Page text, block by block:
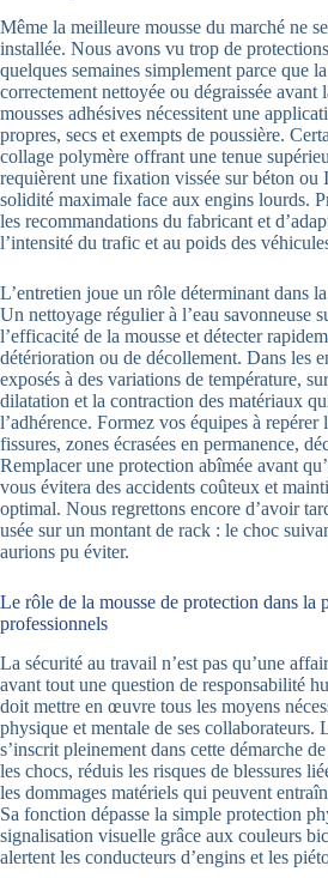
Même la meilleure mousse du marché ne
installée. Nous avons vu trop de
quelques semaines simplement parce que
correctement nettoyée ou dégraissée avant
mousses adhésives nécessitent une
propres, secs et exempts de poussière.
collage polymère offrant une tenue
requièrent une fixation vissée sur béton ou
solidité maximale face aux engins lourds.
les recommandations du fabricant et
l’intensité du trafic et au poids des
L’entretien joue un rôle déterminant dans
Un nettoyage régulier à l’eau savonneuse
l’efficacité de la mousse et détecter
détérioration ou de décollement. Dans les
exposés à des variations de température,
dilatation et la contraction des matériaux
l’adhérence. Formez vos équipes à repérer
fissures, zones écrasées en permanence,
Remplacer une protection abîmée avant
vous évitera des accidents coûteux et
optimal. Nous regrettons encore d’avoir
usée sur un montant de rack : le choc
aurions pu éviter.
Le rôle de la mousse de protection dans la
professionnels
La sécurité au travail n’est pas qu’une
avant tout une question de responsabilité
doit mettre en œuvre tous les moyens
physique et mentale de ses collaborateurs.
s’inscrit pleinement dans cette démarche
les chocs, réduis les risques de blessures
les dommages matériels qui peuvent
Sa fonction dépasse la simple protection
signalisation visuelle grâce aux couleurs
alertent les conducteurs d’engins et les